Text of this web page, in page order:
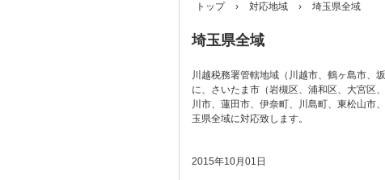
トップ › 対応地域 › 埼玉県全域
埼玉県全域
川越税務署管轄地域（川越市、鶴ヶ島市、
に、さいたま市（岩槻区、浦和区、大宮区
川市、蓮田市、伊奈町、川島町、東松山市
玉県全域に対応致します。
2015年10月01日